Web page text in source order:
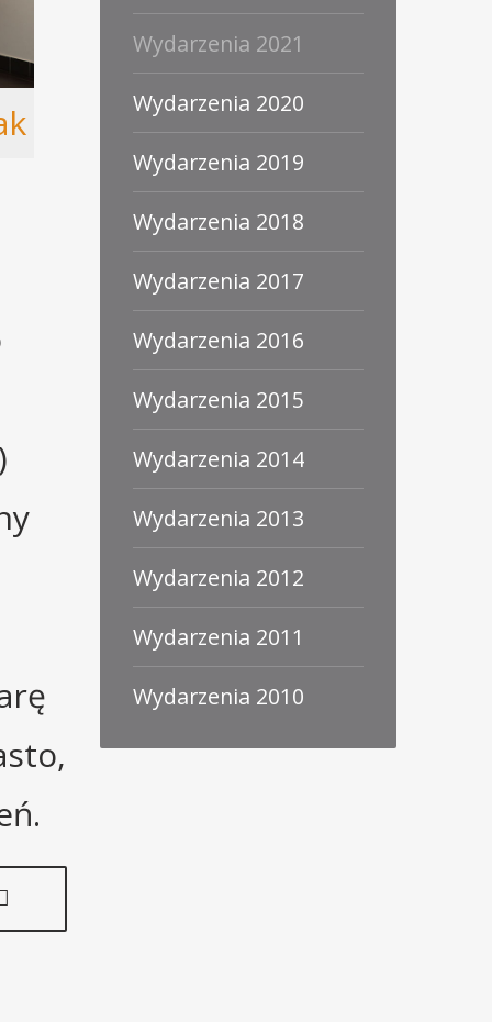
Wydarzenia 2021
Wydarzenia 2020
Wydarzenia 2019
Wydarzenia 2018
Wydarzenia 2017
Wydarzenia 2016
Wydarzenia 2015
Wydarzenia 2014
Wydarzenia 2013
Wydarzenia 2012
Wydarzenia 2011
Wydarzenia 2010